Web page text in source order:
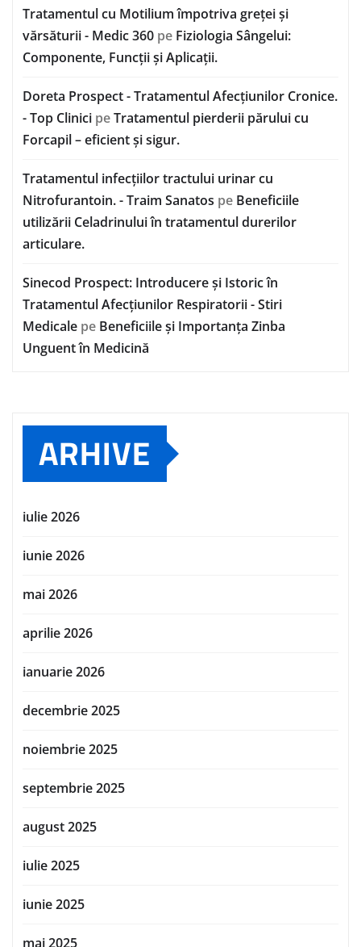
Tratamentul cu Motilium împotriva greței și
vărsăturii - Medic 360 pe Fiziologia Sângelui:
Componente, Funcții și Aplicații.
Doreta Prospect - Tratamentul Afecțiunilor Cronice.
- Top Clinici peTratamentul pierderii părului cu
Forcapil – eficient și sigur.
Tratamentul infecțiilor tractului urinar cu
Nitrofurantoin. - Traim Sanatos pe Beneficiile
utilizării Celadrinului în tratamentul durerilor
articulare.
Sinecod Prospect: Introducere și Istoric în
Tratamentul Afecțiunilor Respiratorii - Stiri
Medicale pe Beneficiile și Importanța Zinba
Unguent în Medicină
ARHIVE
iulie 2026
iunie 2026
mai 2026
aprilie 2026
ianuarie 2026
decembrie 2025
noiembrie 2025
septembrie 2025
august 2025
iulie 2025
iunie 2025
mai 2025